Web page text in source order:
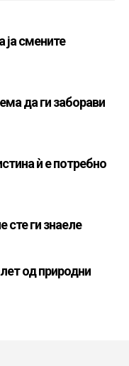
ја смените
да ги заборави
ѝ е потребно
сте ги знаеле
од природни